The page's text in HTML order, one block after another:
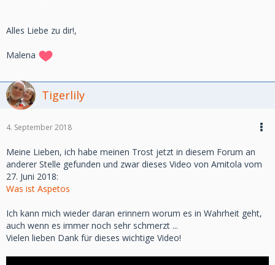
Alles Liebe zu dir!,
Malena
Tigerlily
4. September 2018
Meine Lieben, ich habe meinen Trost jetzt in diesem Forum an
anderer Stelle gefunden und zwar dieses Video von Amitola vom
27. Juni 2018:
Was ist Aspetos
Ich kann mich wieder daran erinnern worum es in Wahrheit geht,
auch wenn es immer noch sehr schmerzt ...
Vielen lieben Dank für dieses wichtige Video!